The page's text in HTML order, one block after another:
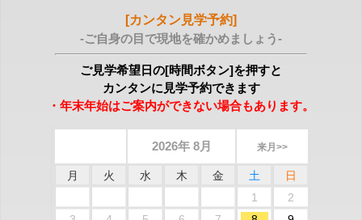
[カンタン見学予約]
-ご自身の目で現地を確かめましょう-
ご見学希望日の[時間ボタン]を押すと
カンタンに見学予約できます
・年末年始はご案内ができない場合もあります。
2026年 8月 来月>>
月 火 水 木 金 土
日
1
2